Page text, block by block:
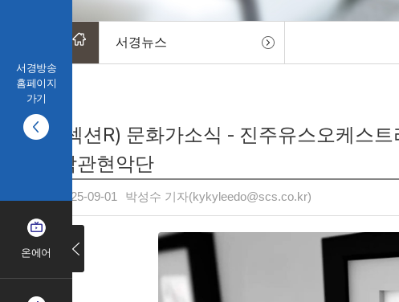
서경방송
홈페이지
가기
온에어
서경뉴스
(섹션R) 문화가소식 - 진주유스오케스
악관현악단
2025-09-01 박성수 기자(kykyleedo@scs.co.kr)